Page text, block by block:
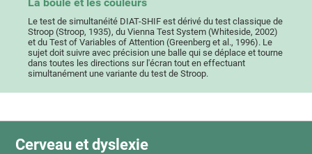
La boule et les couleurs
Le test de simultanéité DIAT-SHIF est dérivé du test classique de
Stroop (Stroop, 1935), du Vienna Test System (Whiteside, 2002)
et du Test of Variables of Attention (Greenberg et al., 1996). Le
sujet doit suivre avec précision une balle qui se déplace et tourne
dans toutes les directions sur l'écran tout en effectuant
simultanément une variante du test de Stroop.
Cerveau et dyslexie